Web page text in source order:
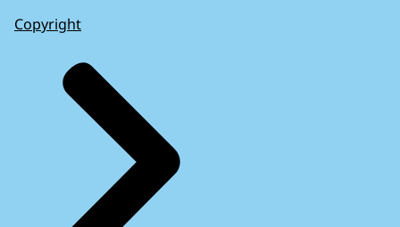
Copyright